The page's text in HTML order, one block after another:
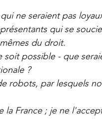
ne seraient pas
qui se
du droit.
soit possible - que
?
robots, par lesquels
France ; je ne